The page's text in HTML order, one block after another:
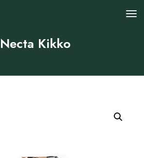
Necta Kikko